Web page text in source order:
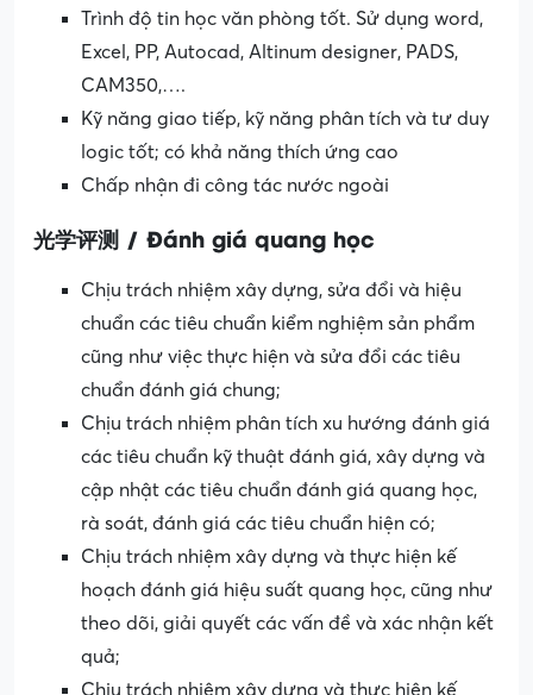
Trình độ tin học văn phòng tốt. Sử dụng word,
Excel, PP, Autocad, Altinum designer, PADS,
CAM350,….
Kỹ năng giao tiếp, kỹ năng phân tích và tư duy
logic tốt; có khả năng thích ứng cao
Chấp nhận đi công tác nước ngoài
光学评测 / Đánh giá quang học
Chịu trách nhiệm xây dựng, sửa đổi và hiệu
chuẩn các tiêu chuẩn kiểm nghiệm sản phẩm
cũng như việc thực hiện và sửa đổi các tiêu
chuẩn đánh giá chung;
Chịu trách nhiệm phân tích xu hướng đánh giá
các tiêu chuẩn kỹ thuật đánh giá, xây dựng và
cập nhật các tiêu chuẩn đánh giá quang học,
rà soát, đánh giá các tiêu chuẩn hiện có;
Chịu trách nhiệm xây dựng và thực hiện kế
hoạch đánh giá hiệu suất quang học, cũng như
theo dõi, giải quyết các vấn đề và xác nhận kết
quả;
Chịu trách nhiệm xây dựng và thực hiện kế